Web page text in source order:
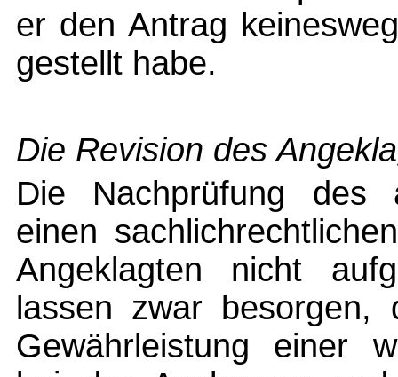
er den Antrag
gestellt habe.
Die Revision des
Die Nachprüfung des
einen
Angeklagten nicht
lassen zwar
Gewährleistung einer